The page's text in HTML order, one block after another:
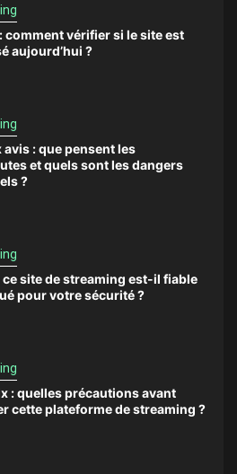
comment vérifier si le site est
aujourd’hui ?
avis : que pensent les
et quels sont les dangers
?
ce site de streaming est-il fiable
pour votre sécurité ?
: quelles précautions avant
cette plateforme de streaming ?